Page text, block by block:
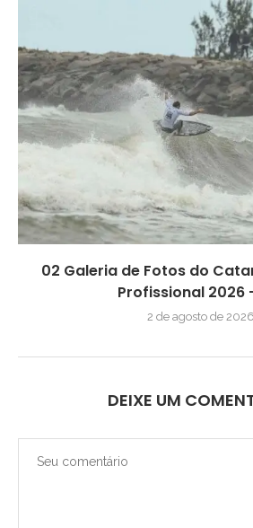
02 Galeria de Fotos do
Profissional 2026
2 de agosto de 2026
DEIXE UM